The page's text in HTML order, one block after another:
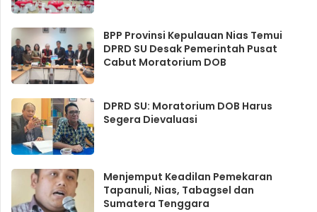
BPP Provinsi Kepulauan Nias Temui
DPRD SU Desak Pemerintah Pusat
Cabut Moratorium DOB
DPRD SU: Moratorium DOB Harus
Segera Dievaluasi
Menjemput Keadilan Pemekaran
Tapanuli, Nias, Tabagsel dan
Sumatera Tenggara